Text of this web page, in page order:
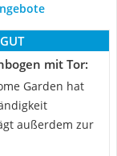
mit Tor:
Garden hat
außerdem zur